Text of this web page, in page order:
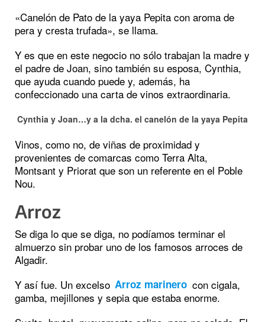
«Canelón de Pato de la yaya Pepita con aroma de
pera y cresta trufada», se llama.
Y es que en este negocio no sólo trabajan la madre y
el padre de Joan, sino también su esposa, Cynthia,
que ayuda cuando puede y, además, ha
confeccionado una carta de vinos extraordinaria.
Cynthia y Joan…y a la dcha. el canelón de la yaya Pepita
Vinos, como no, de viñas de proximidad y
provenientes de comarcas como Terra Alta,
Montsant y Priorat que son un referente en el Poble
Nou.
Arroz
Se diga lo que se diga, no podíamos terminar el
almuerzo sin probar uno de los famosos arroces de
Algadir.
Y así fue. Un excelso Arroz marinero con cigala,
gamba, mejillones y sepia que estaba enorme.